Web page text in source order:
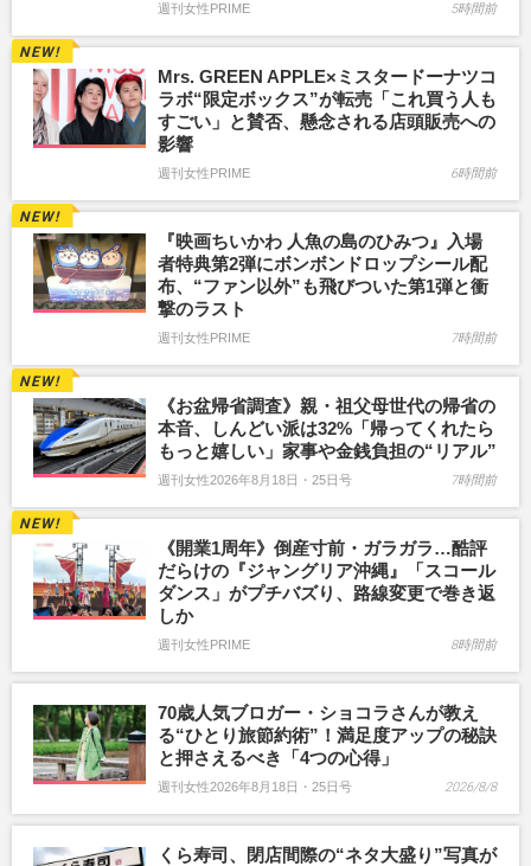
週刊女性PRIME 5時間前
Mrs. GREEN APPLE×ミスタードーナツコ
ラボ“限定ボックス”が転売「これ買う人も
すごい」と賛否、懸念される店頭販売への
影響
週刊女性PRIME 6時間前
『映画ちいかわ 人魚の島のひみつ』入場
者特典第2弾にボンボンドロップシール配
布、“ファン以外”も飛びついた第1弾と衝
撃のラスト
週刊女性PRIME 7時間前
《お盆帰省調査》親・祖父母世代の帰省の
本音、しんどい派は32%「帰ってくれたら
もっと嬉しい」家事や金銭負担の“リアル”
週刊女性2026年8月18日・25日号 7時間前
《開業1周年》倒産寸前・ガラガラ…酷評
だらけの『ジャングリア沖縄』「スコール
ダンス」がプチバズり、路線変更で巻き返
しか
週刊女性PRIME 8時間前
70歳人気ブロガー・ショコラさんが教え
る“ひとり旅節約術”！満足度アップの秘訣
と押さえるべき「4つの心得」
週刊女性2026年8月18日・25日号 2026/8/8
くら寿司、閉店間際の“ネタ大盛り”写真が